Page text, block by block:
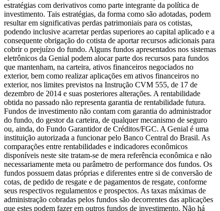
estratégias com derivativos como parte integrante da política de
investimento. Tais estratégias, da forma como são adotadas, podem
resultar em significativas perdas patrimoniais para os cotistas,
podendo inclusive acarretar perdas superiores ao capital aplicado e a
consequente obrigação do cotista de aportar recursos adicionais para
cobrir o prejuízo do fundo. Alguns fundos apresentados nos sistemas
eletrônicos da Genial podem alocar parte dos recursos para fundos
que mantenham, na carteira, ativos financeiros negociados no
exterior, bem como realizar aplicações em ativos financeiros no
exterior, nos limites previstos na Instrução CVM 555, de 17 de
dezembro de 2014 e suas posteriores alterações. A rentabilidade
obtida no passado não representa garantia de rentabilidade futura.
Fundos de investimento não contam com garantia do administrador
do fundo, do gestor da carteira, de qualquer mecanismo de seguro
ou, ainda, do Fundo Garantidor de Créditos/FGC. A Genial é uma
instituição autorizada a funcionar pelo Banco Central do Brasil. As
comparações entre rentabilidades e indicadores econômicos
disponíveis neste site tratam-se de mera referência econômica e não
necessariamente meta ou parâmetro de performance dos fundos. Os
fundos possuem datas próprias e diferentes entre si de conversão de
cotas, de pedido de resgate e de pagamentos de resgate, conforme
seus respectivos regulamentos e prospectos. As taxas máximas de
administração cobradas pelos fundos são decorrentes das aplicações
que estes podem fazer em outros fundos de investimento. Não há